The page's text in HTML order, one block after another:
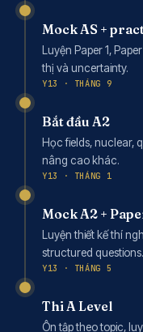
Mock AS +
Luyện Paper 1,
thị và uncertainty.
Y13 · THÁNG 9
Bắt đầu A2
Học fields, nuclear,
nâng cao khác.
Y13 · THÁNG 1
Mock A2 +
Luyện thiết kế thí
structured questions.
Y13 · THÁNG 5
Thi A Level
Ôn tập theo topic,